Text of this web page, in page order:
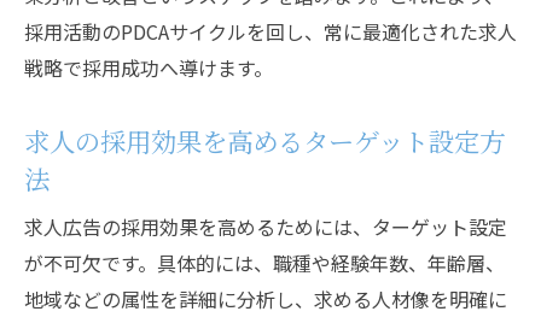
採用活動のPDCAサイクルを回し、常に最適化された求人
戦略で採用成功へ導けます。
求人の採用効果を高めるターゲット設定方
法
求人広告の採用効果を高めるためには、ターゲット設定
が不可欠です。具体的には、職種や経験年数、年齢層、
地域などの属性を詳細に分析し、求める人材像を明確に